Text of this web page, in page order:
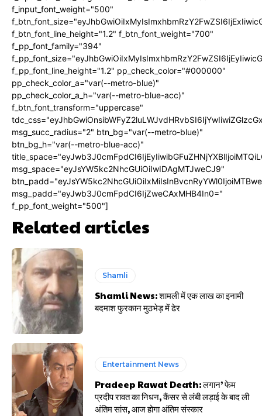
f_input_font_weight="500"
f_btn_font_line_height="1.2" f_btn_font_weight="700"
f_pp_font_family="394"
f_pp_font_line_height="1.2" pp_check_color="#000000"
pp_check_color_a="var(--metro-blue)"
pp_check_color_a_h="var(--metro-blue-acc)"
f_btn_font_transform="uppercase"
msg_succ_radius="2" btn_bg="var(--metro-blue)"
btn_bg_h="var(--metro-blue-acc)"
msg_space="eyJsYW5kc2NhcGUiOiIwIDAgMTJweCJ9"
msg_padd="eyJwb3J0cmFpdCI6IjZweCAxMHB4In0="
f_pp_font_weight="500"]
Related articles
Shamli
Shamli News: शामली में एक लाख का इनामी
बदमाश फुरकान मुठभेड़ में ढेर
Entertainment News
Pradeep Rawat Death: लगान’ फेम
प्रदीप रावत का निधन, कैंसर से लंबी लड़ाई के बाद ली
अंतिम सांस, आज होगा अंतिम संस्कार